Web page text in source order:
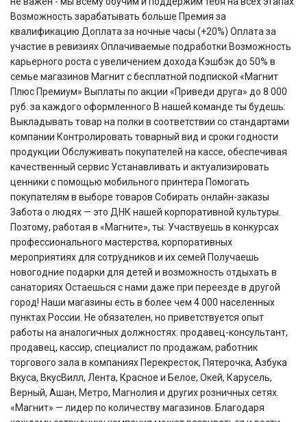
Возможность зарабатывать больше Премия за
квалификацию Доплата за ночные часы (+20%) Оплата за
участие в ревизиях Оплачиваемые подработки Возможность
карьерного роста с увеличением дохода Кэшбэк до 50% в
семье магазинов Магнит с бесплатной подпиской «Магнит
Плюс Премиум» Выплаты по акции «Приведи друга» до 8 000
руб. за каждого оформленного В нашей команде ты будешь:
Выкладывать товар на полки в соответствии со стандартами
компании Контролировать товарный вид и сроки годности
продукции Обслуживать покупателей на кассе, обеспечивая
качественный сервис Устанавливать и актуализировать
ценники с помощью мобильного принтера Помогать
покупателям в выборе товаров Собирать онлайн-заказы
Забота о людях — это ДНК нашей корпоративной культуры.
Поэтому, работая в «Магните», ты: Участвуешь в конкурсах
профессионального мастерства, корпоративных
мероприятиях для сотрудников и их семей Получаешь
новогодние подарки для детей и возможность отдыхать в
санаториях Остаешься с нами даже при переезде в другой
город! Наши магазины есть в более чем 4 000 населенных
пунктах России. Не обязателен, но приветствуется опыт
работы на аналогичных должностях: продавец-консультант,
продавец, кассир, специалист по продажам, работник
торгового зала в компаниях Перекресток, Пятерочка, Азбука
Вкуса, ВкусВилл, Лента, Красное и Белое, Окей, Карусель,
Верный, Ашан, Метро, Магнолия и других розничных сетях.
«Магнит» — лидер по количеству магазинов. Благодаря